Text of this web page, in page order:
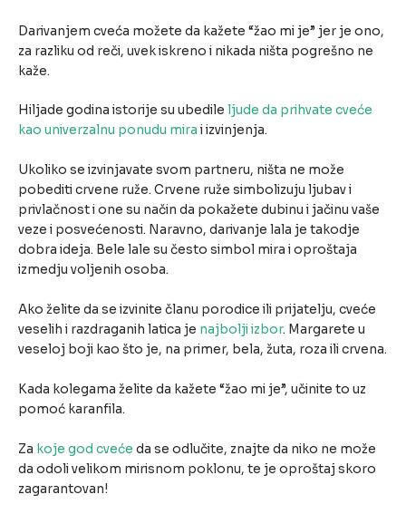
Darivanjem cveća možete da kažete “žao mi je” jer je ono,
za razliku od reči, uvek iskreno i nikada ništa pogrešno ne
kaže.
Hiljade godina istorije su ubedile ljude da prihvate cveće
kao univerzalnu ponudu mira i izvinjenja.
Ukoliko se izvinjavate svom partneru, ništa ne može
pobediti crvene ruže. Crvene ruže simbolizuju ljubav i
privlačnost i one su način da pokažete dubinu i jačinu vaše
veze i posvećenosti. Naravno, darivanje lala je takodje
dobra ideja. Bele lale su često simbol mira i oproštaja
izmedju voljenih osoba.
Ako želite da se izvinite članu porodice ili prijatelju, cveće
veselih i razdraganih latica je najbolji izbor. Margarete u
veseloj boji kao što je, na primer, bela, žuta, roza ili crvena.
Kada kolegama želite da kažete “žao mi je”, učinite to uz
pomoć karanfila.
Za koje god cveće da se odlučite, znajte da niko ne može
da odoli velikom mirisnom poklonu, te je oproštaj skoro
zagarantovan!